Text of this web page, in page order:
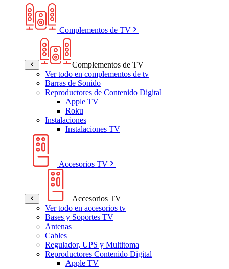
Complementos de TV
Complementos de TV
Ver todo en complementos de tv
Barras de Sonido
Reproductores de Contenido Digital
Apple TV
Roku
Instalaciones
Instalaciones TV
Accesorios TV
Accesorios TV
Ver todo en accesorios tv
Bases y Soportes TV
Antenas
Cables
Regulador, UPS y Multitoma
Reproductores Contenido Digital
Apple TV